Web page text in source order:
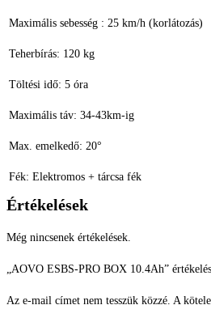
Maximális sebesség : 25 km/h (korlátozás)
Teherbírás: 120 kg
Töltési idő: 5 óra
Maximális táv: 34-43km-ig
Max. emelkedő: 20°
Fék: Elektromos + tárcsa fék
Értékelések
Még nincsenek értékelések.
„AOVO ESBS-PRO BOX 10.4Ah”
Az e-mail címet nem tesszük közzé. A